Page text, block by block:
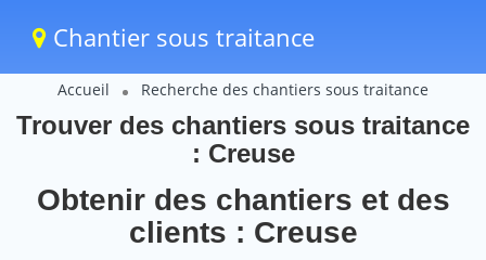
Chantier sous traitance
Accueil Recherche des chantiers sous traitance
Trouver des chantiers sous traitance
: Creuse
Obtenir des chantiers et des
clients : Creuse